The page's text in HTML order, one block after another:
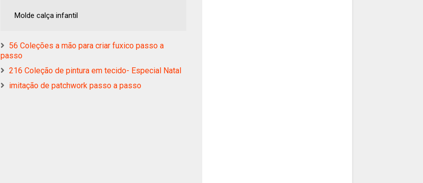
Molde calça infantil
56 Coleções a mão para criar fuxico passo a
passo
216 Coleção de pintura em tecido- Especial Natal
imitação de patchwork passo a passo